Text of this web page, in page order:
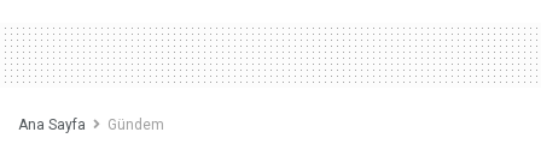
Ana Sayfa Gündem